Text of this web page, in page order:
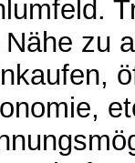
zu